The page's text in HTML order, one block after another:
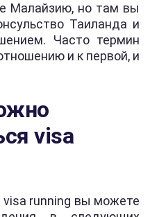
Малайзию, но там вы
Таиланда и
Часто термин
и к первой, и
visa
visa running вы можете